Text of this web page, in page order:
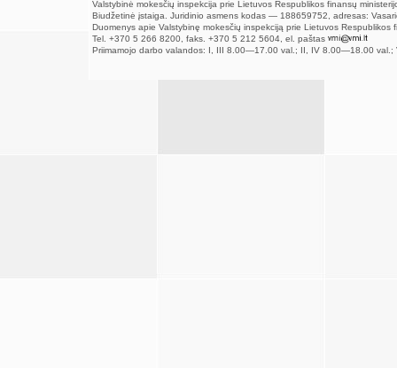
Valstybinė mokesčių inspekcija prie Lietuvos Respublikos finansų
Biudžetinė įstaiga. Juridinio asmens kodas — 188659752, adresas:
Duomenys apie Valstybinę mokesčių inspekciją prie Lietuvos
Tel. +370 5 266 8200, faks. +370 5 212 5604, el. paštas
Priimamojo darbo valandos: I, III 8.00—17.00 val.; II, IV 8.00—18.00